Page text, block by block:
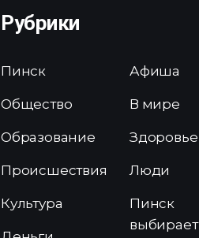
Рубрики
Пинск
Общество
Образование
Происшествия
Культура
Афиша
В мире
Здоровье
Люди
Пинск
выбирает